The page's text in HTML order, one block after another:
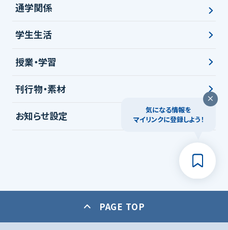
通学関係
学生生活
授業・学習
刊行物・素材
お知らせ設定
気になる情報を
マイリンクに登録しよう！
PAGE TOP